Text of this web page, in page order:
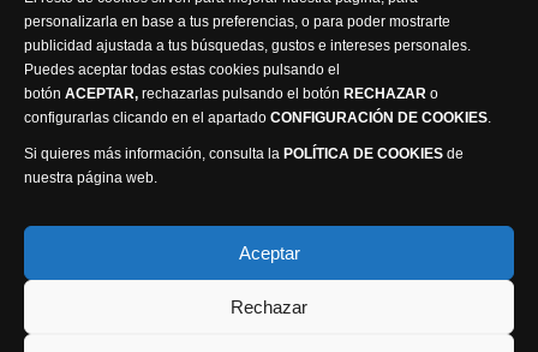
personalizarla en base a tus preferencias, o para poder mostrarte
publicidad ajustada a tus búsquedas, gustos e intereses personales.
Puedes aceptar todas estas cookies pulsando el
botón ACEPTAR, rechazarlas pulsando el botón RECHAZAR o
configurarlas clicando en el apartado CONFIGURACIÓN DE COOKIES.
Si quieres más información, consulta la POLÍTICA DE COOKIES de
nuestra página web.
Aceptar
Rechazar
Política de privacidad
Política de cookies
Accesibilidad
Compromiso con la protección de datos personales
Visión Seis Televisión © 2014 Parque Empresarial
Ajusa, Calle 1 nº1, Ctra. Ayora - km 2.2, 02006
Albacete, España - Tel.967 240 648